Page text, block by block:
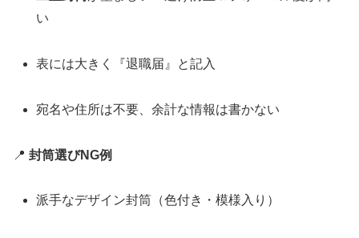
い
表には大きく『退職届』と記入
宛名や住所は不要、余計な情報は書かない
📍 封筒選びNG例
派手なデザイン封筒（色付き・模様入り）